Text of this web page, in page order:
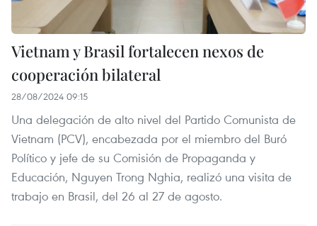
Vietnam y Brasil fortalecen nexos de
cooperación bilateral
28/08/2024 09:15
Una delegación de alto nivel del Partido Comunista de
Vietnam (PCV), encabezada por el miembro del Buró
Político y jefe de su Comisión de Propaganda y
Educación, Nguyen Trong Nghia, realizó una visita de
trabajo en Brasil, del 26 al 27 de agosto.